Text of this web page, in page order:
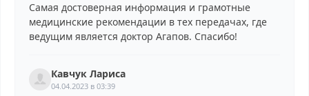
Самая достоверная информация и грамотные
медицинские рекомендации в тех передачах, где
ведущим является доктор Агапов. Спасибо!
Кавчук Лариса
04.04.2023 в 03:39